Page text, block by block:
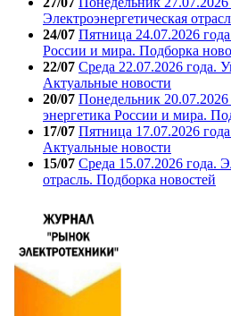
Электроэнергетическая
24/07 Пятница 24.07.2026
России и мира. Подборка
22/07 Среда 22.07.2026 года.
Актуальные новости
20/07 Понедельник 20.07.2026
энергетика России и мира.
17/07 Пятница 17.07.2026
Актуальные новости
15/07 Среда 15.07.2026 года.
отрасль. Подборка новостей